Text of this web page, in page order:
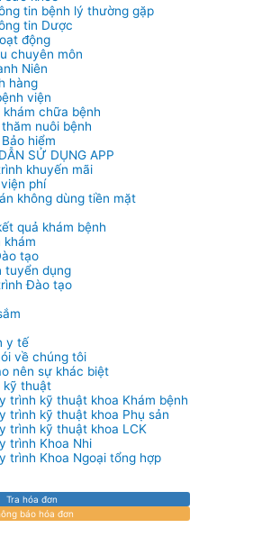
tin bệnh lý thường gặp
tin Dược
động
chuyên môn
Niên
hàng
viện
khám chữa bệnh
nuôi bệnh
hiểm
SỬ DỤNG APP
khuyến mãi
phí
không dùng tiền mặt
quả khám bệnh
khám
tạo
tuyển dụng
Đào tạo
y tế
về chúng tôi
nên sự khác biệt
kỹ thuật
trình kỹ thuật khoa Khám bệnh
trình kỹ thuật khoa Phụ sản
trình kỹ thuật khoa LCK
trình Khoa Nhi
trình Khoa Ngoại tổng hợp
Tra hóa đơn
báo hóa đơn